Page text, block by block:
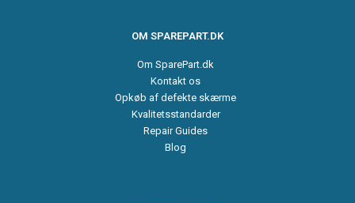
OM SPAREPART.DK
Om SparePart.dk
Kontakt os
Opkøb af defekte skærme
Kvalitetsstandarder
Repair Guides
Blog